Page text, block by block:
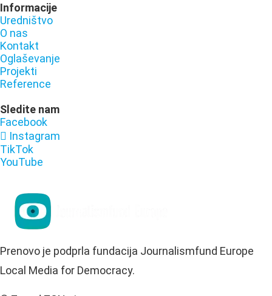
Informacije
Uredništvo
O nas
Kontakt
Oglaševanje
Projekti
Reference
Sledite nam
Facebook
Instagram
TikTok
YouTube
Prenovo je podprla fundacija Journalismfund Europe
Local Media for Democracy.